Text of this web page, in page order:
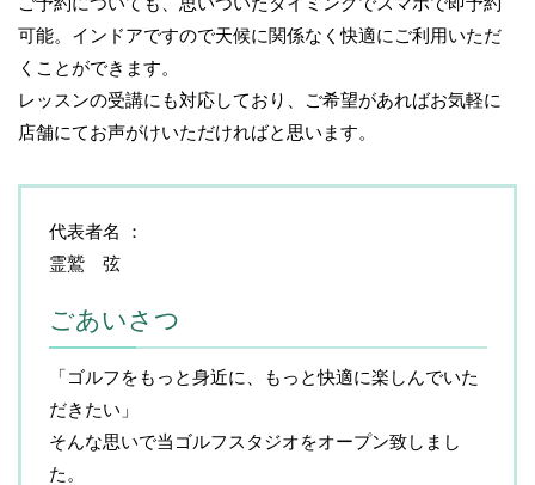
可能。インドアですので天候に関係なく快適にご利用いただ
くことができます。
レッスンの受講にも対応しており、ご希望があればお気軽に
店舗にてお声がけいただければと思います。
代表者名
霊鷲 弦
ごあいさつ
「ゴルフをもっと身近に、もっと快適に楽しんでいた
だきたい」
そんな思いで当ゴルフスタジオをオープン致しまし
た。